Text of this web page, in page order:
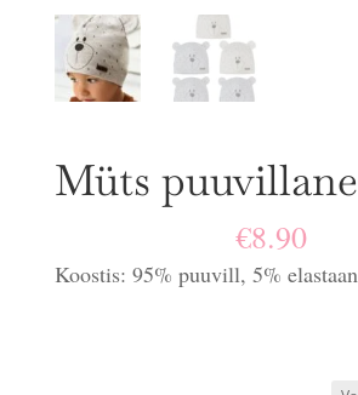
Müts puuvillane
€8.90
Koostis: 95% puuvill, 5% elastaan